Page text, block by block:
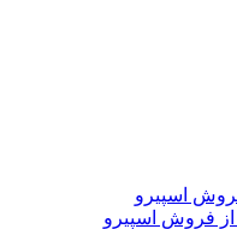
اسپیرو
فروش اسپیرو